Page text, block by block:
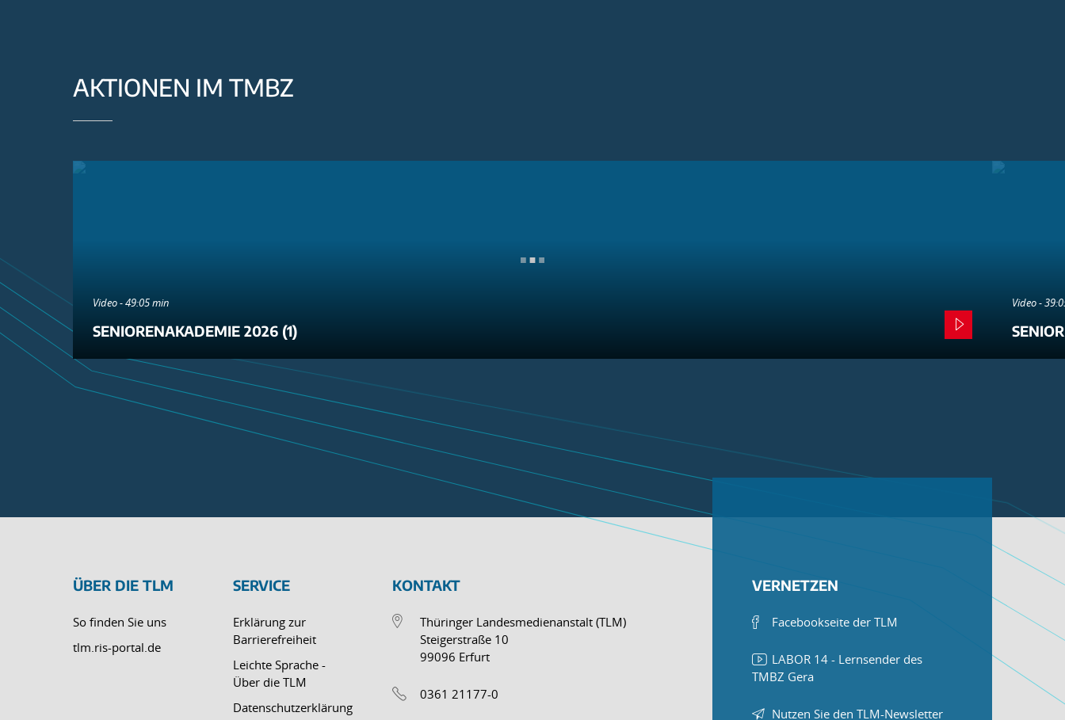
AKTIONEN IM TMBZ
Video - 49:05 min
SENIORENAKADEMIE 2026 (1)
Video -
ÜBER DIE TLM
So finden Sie uns
tlm.ris-portal.de
SERVICE
Erklärung zur
Barrierefreiheit
Leichte Sprache -
Über die TLM
Datenschutzerklärung
KONTAKT
Thüringer Landesmedienanstalt (TLM)
Steigerstraße 10
99096 Erfurt
0361 21177-0
VERNETZEN
Facebookseite der TLM
LABOR 14 - Lernsender des
TMBZ Gera
Nutzen Sie den TLM-Newsletter